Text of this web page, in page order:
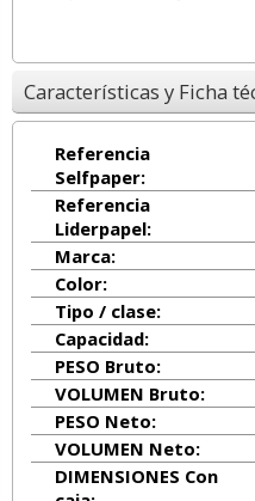
Características y Ficha
Referencia
Selfpaper:
Referencia
Liderpapel:
Marca:
Color:
Tipo / clase:
Capacidad:
PESO Bruto:
VOLUMEN Bruto:
PESO Neto:
VOLUMEN Neto:
DIMENSIONES Con